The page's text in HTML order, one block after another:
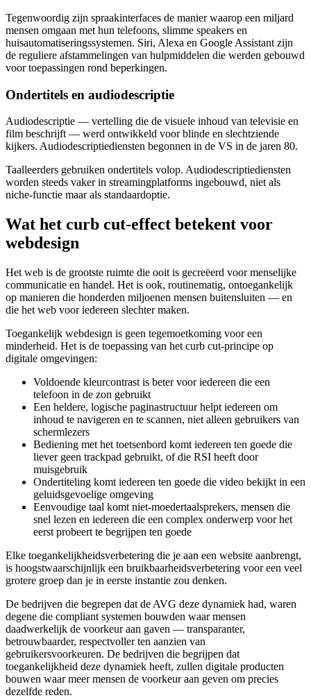
Tegenwoordig zijn spraakinterfaces de manier waarop een miljard
mensen omgaan met hun telefoons, slimme speakers en
huisautomatiseringssystemen. Siri, Alexa en Google Assistant zijn
de reguliere afstammelingen van hulpmiddelen die werden gebouwd
voor toepassingen rond beperkingen.
Ondertitels en audiodescriptie
Audiodescriptie — vertelling die de visuele inhoud van televisie en
film beschrijft — werd ontwikkeld voor blinde en slechtziende
kijkers. Audiodescriptiediensten begonnen in de VS in de jaren 80.
Taalleerders gebruiken ondertitels volop. Audiodescriptiediensten
worden steeds vaker in streamingplatforms ingebouwd, niet als
niche-functie maar als standaardoptie.
Wat het curb cut-effect betekent voor
webdesign
Het web is de grootste ruimte die ooit is gecreëerd voor menselijke
communicatie en handel. Het is ook, routinematig, ontoegankelijk
op manieren die honderden miljoenen mensen buitensluiten — en
die het web voor iedereen slechter maken.
Toegankelijk webdesign is geen tegemoetkoming voor een
minderheid. Het is de toepassing van het curb cut-principe op
digitale omgevingen:
Voldoende kleurcontrast is beter voor iedereen die een
telefoon in de zon gebruikt
Een heldere, logische paginastructuur helpt iedereen om
inhoud te navigeren en te scannen, niet alleen gebruikers van
schermlezers
Bediening met het toetsenbord komt iedereen ten goede die
liever geen trackpad gebruikt, of die RSI heeft door
muisgebruik
Ondertiteling komt iedereen ten goede die video bekijkt in een
geluidsgevoelige omgeving
Eenvoudige taal komt niet-moedertaalsprekers, mensen die
snel lezen en iedereen die een complex onderwerp voor het
eerst probeert te begrijpen ten goede
Elke toegankelijkheidsverbetering die je aan een website aanbrengt,
is hoogstwaarschijnlijk een bruikbaarheidsverbetering voor een veel
grotere groep dan je in eerste instantie zou denken.
De bedrijven die begrepen dat de AVG deze dynamiek had, waren
degene die compliant systemen bouwden waar mensen
daadwerkelijk de voorkeur aan gaven — transparanter,
betrouwbaarder, respectvoller ten aanzien van
gebruikersvoorkeuren. De bedrijven die begrijpen dat
toegankelijkheid deze dynamiek heeft, zullen digitale producten
bouwen waar meer mensen de voorkeur aan geven om precies
dezelfde reden.